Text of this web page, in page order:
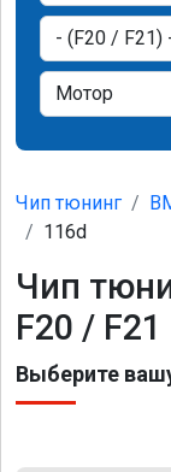
Чип тюнинг
116d
Чип
F20 / F21
Выберите